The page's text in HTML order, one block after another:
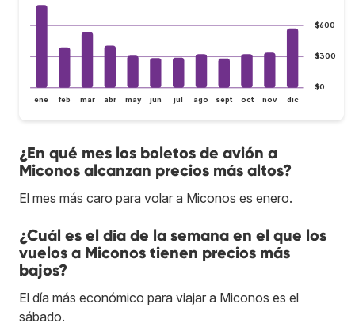
$0
$300
$600
ene feb mar abr may jun jul ago sept oct nov dic
¿En qué mes los boletos de avión a
Miconos alcanzan precios más altos?
El mes más caro para volar a Miconos es enero.
¿Cuál es el día de la semana en el que los
vuelos a Miconos tienen precios más
bajos?
El día más económico para viajar a Miconos es el
sábado.